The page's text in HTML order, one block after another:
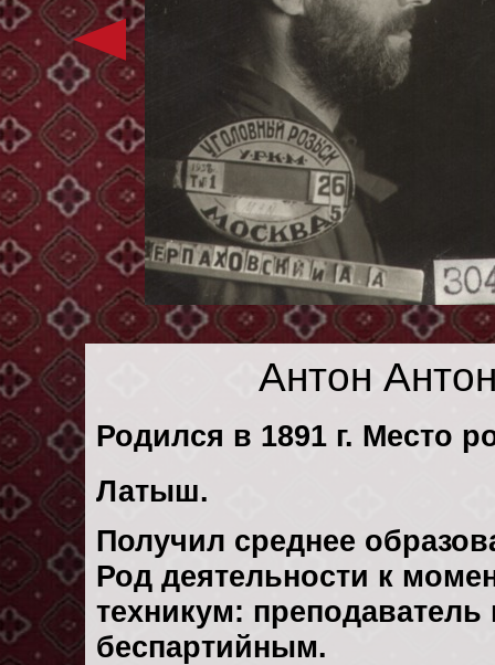
Антон
Родился в 1891 г. Место
Латыш.
Получил среднее
Род деятельности к
техникум:
беспартийным.